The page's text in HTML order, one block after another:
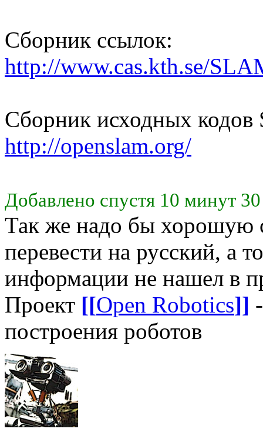
Сборник ссылок:
http://www.cas.kth.se/
Сборник исходных
http://openslam.org/
Добавлено спустя 10 минут
Так же надо бы хорошую
перевести на русский, а
информации не нашел в
Проект [[Open Robotics]]
построения роботов